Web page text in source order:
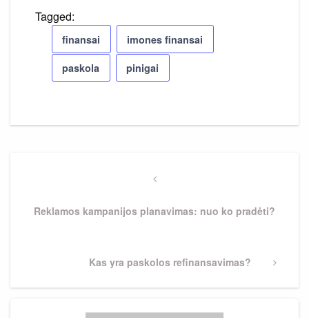
Tagged:
finansai imones finansai
paskola pinigai
Previous
Reklamos kampanijos planavimas: nuo ko pradėti?
Next
Kas yra paskolos refinansavimas?